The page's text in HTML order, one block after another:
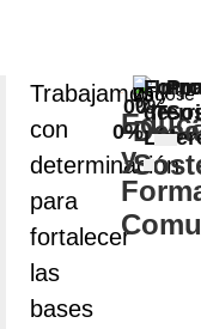
Trabajamos
con
determinación
para
fortalecer
las
bases
y
de
0%
0%
0%